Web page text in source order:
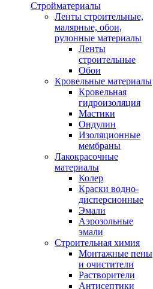
Стройматериалы
Ленты строительные,
малярные, обои,
рулонные материалы
Ленты
строительные
Обои
Кровельные материалы
Кровельная
гидроизоляция
Мастики
Ондулин
Изоляционные
мембраны
Лакокрасочные
материалы
Колер
Краски водно-
дисперсионные
Эмали
Аэрозольные
эмали
Строительная химия
Монтажные пены
и очистители
Растворители
Антисептики